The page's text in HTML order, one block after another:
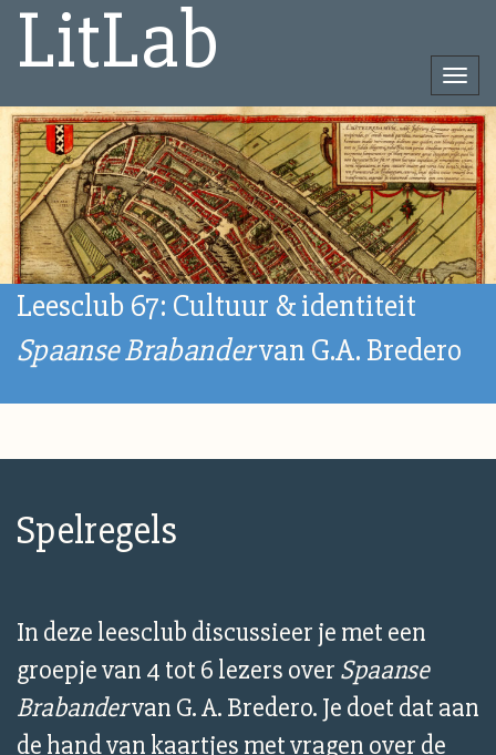
LitLab
Direct
naar
het
inhoud
Leesclub 67: Cultuur & identiteit
Spaanse Brabandervan G.A. Bredero
Spelregels
In deze leesclub discussieer je met een
groepje van 4 tot 6 lezers over Spaanse
Brabandervan G. A. Bredero. Je doet dat aan
de hand van kaartjes met vragen over de